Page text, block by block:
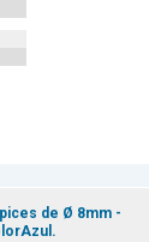
de Ø 8mm -